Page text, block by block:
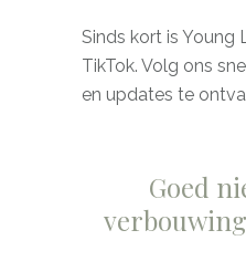
Sinds kort is Young
TikTok. Volg ons
en updates te
Goed